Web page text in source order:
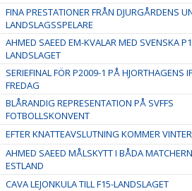
FINA PRESTATIONER FRÅN DJURGÅRDENS
LANDSLAGSSPELARE
AHMED SAEED EM-KVALAR MED SVENSKA
LANDSLAGET
SERIEFINAL FÖR P2009-1 PÅ HJORTHAGENS
FREDAG
BLÅRANDIG REPRESENTATION PÅ SVFFS
FOTBOLLSKONVENT
EFTER KNATTEAVSLUTNING KOMMER
AHMED SAEED MÅLSKYTT I BÅDA
ESTLAND
CAVA LEJONKULA TILL F15-LANDSLAGET